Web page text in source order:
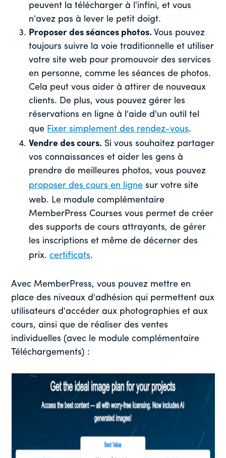
peuvent la télécharger à l'infini, et vous
n'avez pas à lever le petit doigt.
Proposer des séances photos. Vous pouvez
toujours suivre la voie traditionnelle et utiliser
votre site web pour promouvoir des services
en personne, comme les séances de photos.
Cela peut vous aider à attirer de nouveaux
clients. De plus, vous pouvez gérer les
réservations en ligne à l'aide d'un outil tel
que Fixer simplement des rendez-vous.
Vendre des cours. Si vous souhaitez partager
vos connaissances et aider les gens à
prendre de meilleures photos, vous pouvez
proposer des cours en ligne sur votre site
web. Le module complémentaire
MemberPress Courses vous permet de créer
des supports de cours attrayants, de gérer
les inscriptions et même de décerner des
prix.certificats.
Avec MemberPress, vous pouvez mettre en
place des niveaux d'adhésion qui permettent aux
utilisateurs d'accéder aux photographies et aux
cours, ainsi que de réaliser des ventes
individuelles (avec le module complémentaire
Téléchargements) :